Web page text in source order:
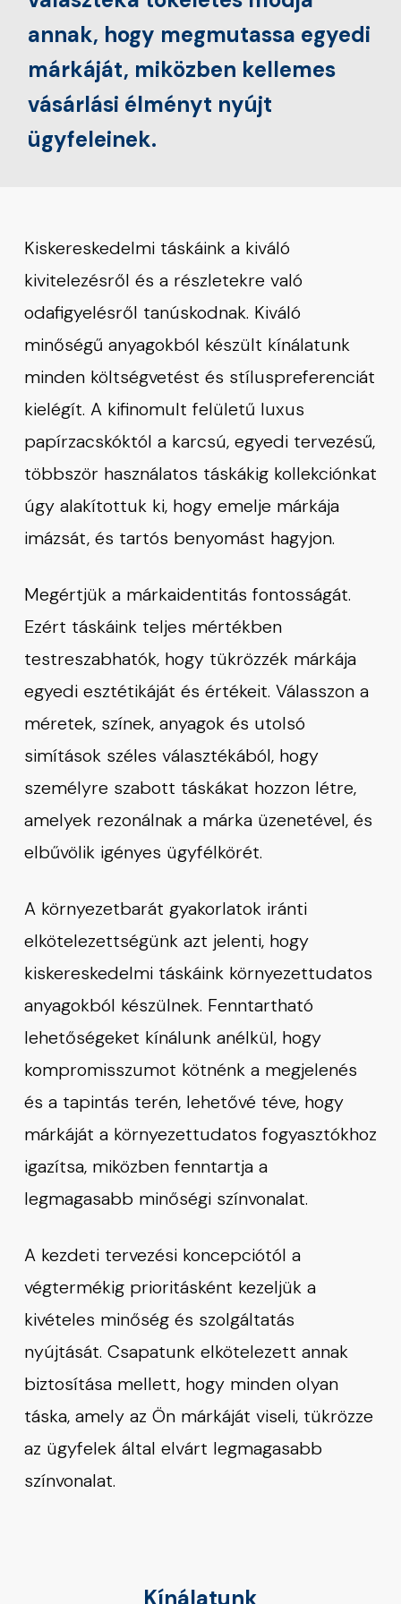
annak, hogy megmutassa egyedi
márkáját, miközben kellemes
vásárlási élményt nyújt
ügyfeleinek.
Kiskereskedelmi táskáink a kiváló
kivitelezésről és a részletekre való
odafigyelésről tanúskodnak. Kiváló
minőségű anyagokból készült kínálatunk
minden költségvetést és stíluspreferenciát
kielégít. A kifinomult felületű luxus
papírzacskóktól a karcsú, egyedi tervezésű,
többször használatos táskákig kollekciónkat
úgy alakítottuk ki, hogy emelje márkája
imázsát, és tartós benyomást hagyjon.
Megértjük a márkaidentitás fontosságát.
Ezért táskáink teljes mértékben
testreszabhatók, hogy tükrözzék márkája
egyedi esztétikáját és értékeit. Válasszon a
méretek, színek, anyagok és utolsó
simítások széles választékából, hogy
személyre szabott táskákat hozzon létre,
amelyek rezonálnak a márka üzenetével, és
elbűvölik igényes ügyfélkörét.
A környezetbarát gyakorlatok iránti
elkötelezettségünk azt jelenti, hogy
kiskereskedelmi táskáink környezettudatos
anyagokból készülnek. Fenntartható
lehetőségeket kínálunk anélkül, hogy
kompromisszumot kötnénk a megjelenés
és a tapintás terén, lehetővé téve, hogy
márkáját a környezettudatos fogyasztókhoz
igazítsa, miközben fenntartja a
legmagasabb minőségi színvonalat.
A kezdeti tervezési koncepciótól a
végtermékig prioritásként kezeljük a
kivételes minőség és szolgáltatás
nyújtását. Csapatunk elkötelezett annak
biztosítása mellett, hogy minden olyan
táska, amely az Ön márkáját viseli, tükrözze
az ügyfelek által elvárt legmagasabb
színvonalat.
Kínálatunk